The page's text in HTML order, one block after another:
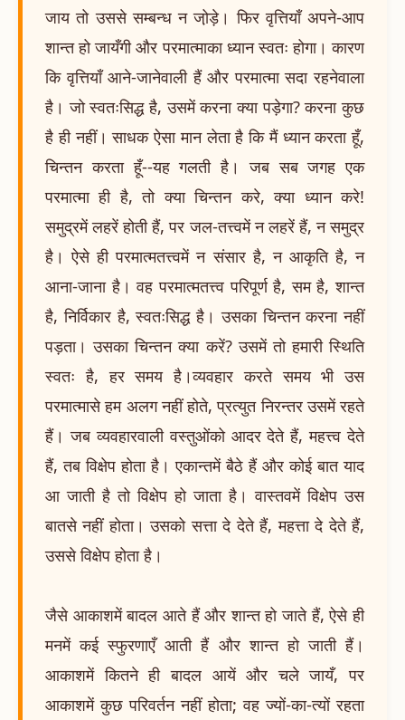
जाय तो उससे सम्बन्ध न जो़ड़े। फिर वृत्तियाँ अपने-आप
शान्त हो जायँगी और परमात्माका ध्यान स्वतः होगा। कारण
कि वृत्तियाँ आने-जानेवाली हैं और परमात्मा सदा रहनेवाला
है। जो स्वतःसिद्ध है, उसमें करना क्या पड़ेगा? करना कुछ
है ही नहीं। साधक ऐसा मान लेता है कि मैं ध्यान करता हूँ,
चिन्तन करता हूँ--यह गलती है। जब सब जगह एक
परमात्मा ही है, तो क्या चिन्तन करे, क्या ध्यान करे!
समुद्रमें लहरें होती हैं, पर जल-तत्त्वमें न लहरें हैं, न समुद्र
है। ऐसे ही परमात्मतत्त्वमें न संसार है, न आकृति है, न
आना-जाना है। वह परमात्मतत्त्व परिपूर्ण है, सम है, शान्त
है, निर्विकार है, स्वतःसिद्ध है। उसका चिन्तन करना नहीं
पड़ता। उसका चिन्तन क्या करें? उसमें तो हमारी स्थिति
स्वतः है, हर समय है।व्यवहार करते समय भी उस
परमात्मासे हम अलग नहीं होते, प्रत्युत निरन्तर उसमें रहते
हैं। जब व्यवहारवाली वस्तुओंको आदर देते हैं, महत्त्व देते
हैं, तब विक्षेप होता है। एकान्तमें बैठे हैं और कोई बात याद
आ जाती है तो विक्षेप हो जाता है। वास्तवमें विक्षेप उस
बातसे नहीं होता। उसको सत्ता दे देते हैं, महत्ता दे देते हैं,
उससे विक्षेप होता है।
जैसे आकाशमें बादल आते हैं और शान्त हो जाते हैं, ऐसे ही
मनमें कई स्फुरणाएँ आती हैं और शान्त हो जाती हैं।
आकाशमें कितने ही बादल आयें और चले जायँ, पर
आकाशमें कुछ परिवर्तन नहीं होता; वह ज्यों-का-त्यों रहता